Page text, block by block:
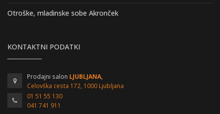
Otroške, mladinske sobe Akronček
KONTAKTNI PODATKI
Prodajni salon LJUBLJANA,
Celovška cesta 172, 1000 Ljubljana
01 51 55 130
041 741 911